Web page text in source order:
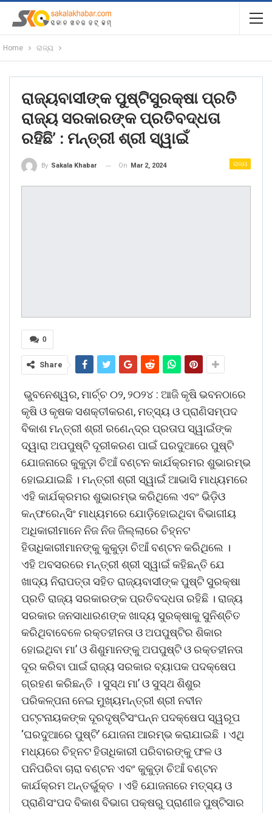
Home ରାଜ୍ୟ
ରାଜ୍ୟବାସୀଙ୍କ ପୁଷ୍ଟିସୁରକ୍ଷା ପ୍ରତି
ରାଜ୍ୟ ସରକାରଙ୍କ ପ୍ରତିବଦ୍ଧତା
ରହିଛି’ : ମନ୍ତ୍ରୀ ଶ୍ରୀ ସ୍ୱାଇଁ
ରାଜ୍ୟ
By Sakala Khabar On Mar 2, 2024
0
Share
ଭୁବନେଶ୍ୱର, ମାର୍ଚ୍ଚ ୦୨, ୨୦୨୪ : ଆଜି କୃଷି ଭବନଠାରେ
କୃଷି ଓ କୃଷକ ସଶକ୍ତୀକରଣ, ମତ୍ସ୍ୟ ଓ ପ୍ରାଣିସମ୍ପଦ
ବିକାଶ ମନ୍ତ୍ରୀ ଶ୍ରୀ ରଣେନ୍ଦ୍ର ପ୍ରତାପ ସ୍ୱାଇଁଙ୍କ
ଦ୍ୱାରା ଅପପୁଷ୍ଟି ଦୂରୀକରଣ ପାଇଁ ଘରଦୁଆରେ ପୁଷ୍ଟି
ଯୋଜନାରେ କୁକୁଡ଼ା ଚିଆଁ ବଣ୍ଟନ କାର୍ଯକ୍ରମର ଶୁଭାରମ୍ଭ
ହୋଇଯାଇଛି । ମନ୍ତ୍ରୀ ଶ୍ରୀ ସ୍ୱାଇଁ ଆଭାସି ମାଧ୍ୟମରେ
ଏହି କାର୍ଯକ୍ରମର ଶୁଭାରମ୍ଭ କରିଥିଲେ ଏବଂ ଭିଡ଼ିଓ
କନ୍‌ଫରେନ୍ସିଂ ମାଧ୍ୟମରେ ଯୋଡ଼ିହୋଇଥିବା ବିଭାଗୀୟ
ଅଧିକାରୀମାନେ ନିଜ ନିଜ ଜିଲ୍ଲାରେ ଚିହ୍ନଟ
ହିତାଧିକାରୀମାନଙ୍କୁ କୁକୁଡ଼ା ଚିଆଁ ବଣ୍ଟନ କରିଥିଲେ ।
ଏହି ଅବସରରେ ମନ୍ତ୍ରୀ ଶ୍ରୀ ସ୍ୱାଇଁ କହିଛନ୍ତି ଯେ
ଖାଦ୍ୟ ନିରାପତ୍ତା ସହିତ ରାଜ୍ୟବାସୀଙ୍କ ପୁଷ୍ଟି ସୁରକ୍ଷା
ପ୍ରତି ରାଜ୍ୟ ସରକାରଙ୍କ ପ୍ରତିବଦ୍ଧତା ରହିଛି । ରାଜ୍ୟ
ସରକାର ଜନସାଧାରଣଙ୍କ ଖାଦ୍ୟ ସୁରକ୍ଷାକୁ ସୁନିଶ୍ଚିତ
କରିଥିବାବେଳେ ରକ୍ତହୀନତା ଓ ଅପପୁଷ୍ଟିର ଶିକାର
ହୋଇଥିବା ମା’ ଓ ଶିଶୁମାନଙ୍କୁ ଅପପୁଷ୍ଟି ଓ ରକ୍ତହୀନତା
ଦୂର କରିବା ପାଇଁ ରାଜ୍ୟ ସରକାର ବ୍ୟାପକ ପଦକ୍ଷେପ
ଗ୍ରହଣ କରିଛନ୍ତି । ସୁସ୍ଥ ମା’ ଓ ସୁସ୍ଥ ଶିଶୁର
ପରିକଳ୍ପନା ନେଇ ମୁଖ୍ୟମନ୍ତ୍ରୀ ଶ୍ରୀ ନବୀନ
ପଟ୍ଟନାୟକଙ୍କ ଦୂରଦୃଷ୍ଟିସଂପନ୍ନ ପଦକ୍ଷେପ ସ୍ୱରୂପ
‘ଘରଦୁଆରେ ପୁଷ୍ଟି’ ଯୋଜନା ଆରମ୍ଭ କରାଯାଇଛି । ଏଥି
ମଧ୍ୟରେ ଚିହ୍ନଟ ହିତାଧିକାରୀ ପରିବାରଙ୍କୁ ଫଳ ଓ
ପନିପରିବା ଚାରା ବଣ୍ଟନ ଏବଂ କୁକୁଡ଼ା ଚିଆଁ ବଣ୍ଟନ
କାର୍ଯକ୍ରମ ଅନ୍ତର୍ଭୁକ୍ତ । ଏହି ଯୋଜନାରେ ମତ୍ସ୍ୟ ଓ
ପ୍ରାଣିସଂପଦ ବିକାଶ ବିଭାଗ ପକ୍ଷରୁ ପ୍ରାଣୀଜ ପୁଷ୍ଟିସାର